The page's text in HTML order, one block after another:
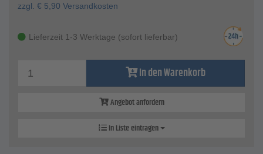
zzgl. € 5,90 Versandkosten
Lieferzeit 1-3 Werktage (sofort lieferbar)
In den Warenkorb
Angebot anfordern
In Liste eintragen